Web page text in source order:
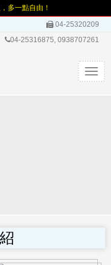
多一點自由！
04-25320209
04-25316875, 0938707261
T
o
n